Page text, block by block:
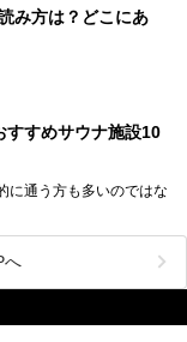
見逃せない極上湯のひと
、お食事処でおいしいご
ですね！
銭湯を紹介します。
み方は？どこにあ
すすめサウナ施設10
に通う方も多いのではな
ウナを楽しめる施設を
みませんか？
すすめサウナ施設を紹
へ